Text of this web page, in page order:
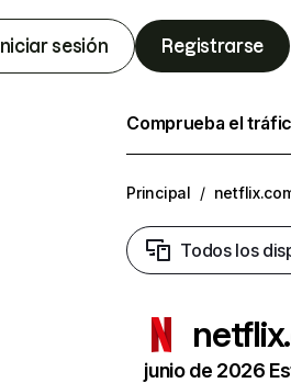
Iniciar sesión Registrarse
Comprueba el
Principal /
Todos los
junio de 2026